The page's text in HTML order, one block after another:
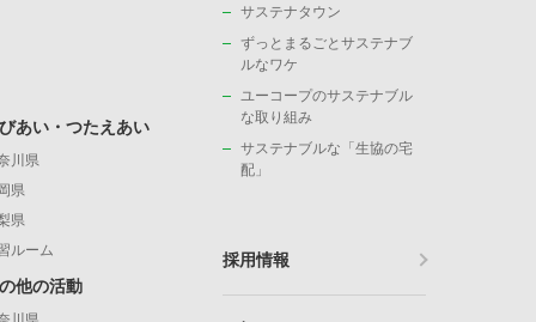
あい・つたえあい
川県
県
県
ルーム
他の活動
サステナタウン
ずっとまるごとサステナブ
ルなワケ
ユーコープのサステナブル
な取り組み
サステナブルな「生協の宅
配」
採用情報